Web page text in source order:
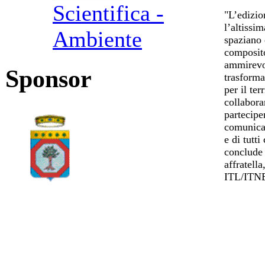
Scientifica -
Ambiente
Sponsor
per il
e di tutti
ITL/